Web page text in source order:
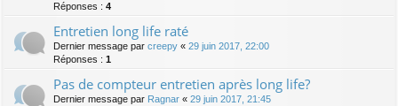
Réponses : 4
Entretien long life raté
Dernier message par creepy « 29 juin 2017, 22:00
Réponses : 1
Pas de compteur entretien après long life?
Dernier message par Ragnar « 29 juin 2017, 21:45